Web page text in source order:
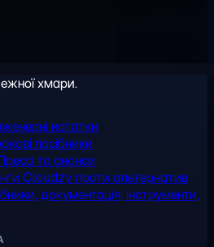
хмари.
нотатки
посібники
та анонси
Cloudzy проти альтернатив
документація, інструменти,